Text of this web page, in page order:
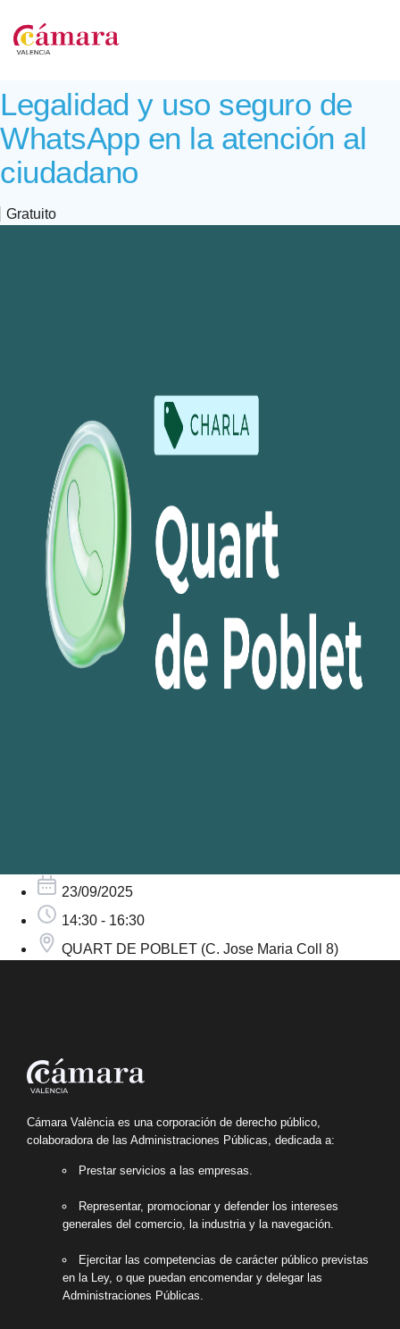
Legalidad y uso seguro de
WhatsApp en la atención al
ciudadano
Gratuito
23/09/2025
14:30 - 16:30
QUART DE POBLET (C. Jose Maria Coll 8)
Cámara València es una corporación de derecho público,
colaboradora de las Administraciones Públicas, dedicada a:
Prestar servicios a las empresas.
Representar, promocionar y defender los intereses
generales del comercio, la industria y la navegación.
Ejercitar las competencias de carácter público previstas
en la Ley, o que puedan encomendar y delegar las
Administraciones Públicas.